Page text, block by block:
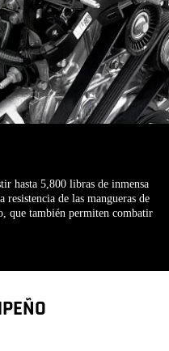
hasta 5,800 libras de inmensa
resistencia de las mangueras de
que también permiten combatir